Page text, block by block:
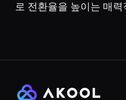
로 전환율을 높이는 매